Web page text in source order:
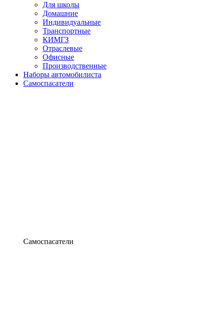
Для школы
Домашние
Индивидуальные
Транспортные
КИМГЗ
Отраслевые
Офисные
Производственные
Наборы автомобилиста
Самоспасатели
Самоспасатели